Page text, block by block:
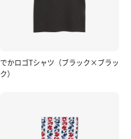
でかロゴTシャツ（ブラック×ブラッ
ク）